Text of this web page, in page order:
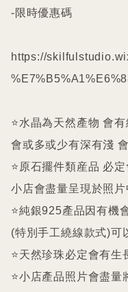
-限時優惠碼
https://
⭐️水晶為天然產物 會
會或多或少有深有淺
⭐️原石擺件類産品 必
小店會盡量呈現於照
⭐️純銀925產品因有機
(特別手工繞線款式)可
⭐️天然珍珠必定會有生
⭐️小店產品照片會盡量